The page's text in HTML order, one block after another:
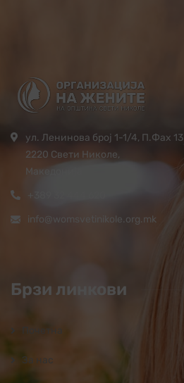
ул. Ленинова број 1-1/4, П.Фах 13
2220 Свети Николе,
Македонија
info@womsvetinikole.org.mk
Брзи линкови
Почетна
За нас